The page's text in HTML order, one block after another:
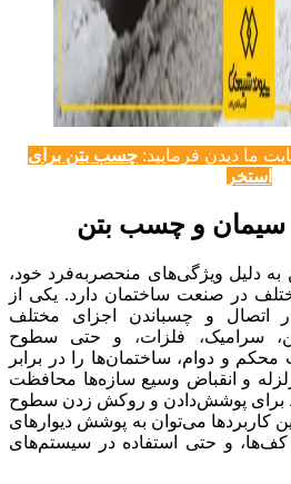
ما دیدن فرمایید: چسب بتن برای
استخر
سیمان و چسب بتن
دلیل ویژگی‌های منحصربه‌فرد خود،
در صنعت ساختمان دارد. یکی از
اتصال و چسباندن اجزای مختلف
سرامیک، فلزات، و حتی سطوح
و دوام، ساختمان‌ها را در برابر
زلزله و انقباض وسیع سازه‌ها محافظت
برای پوشش‌دادن و روکش زدن سطوح
کاربردها می‌توان به پوشش دیوارهای
و حتی استفاده در سیستم‌های